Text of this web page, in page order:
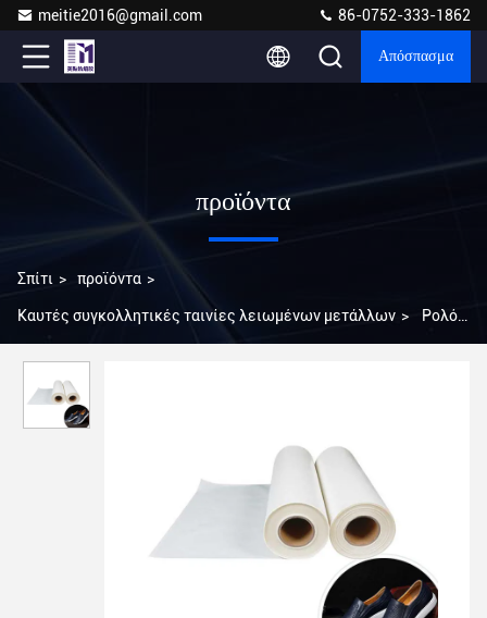
meitie2016@gmail.com 86-0752-333-1862
Απόσπασμα
προϊόντα
Σπίτι > προϊόντα >
Καυτές συγκολλητικές ταινίες λειωμένων μετάλλων > Ρολό
αντοχή